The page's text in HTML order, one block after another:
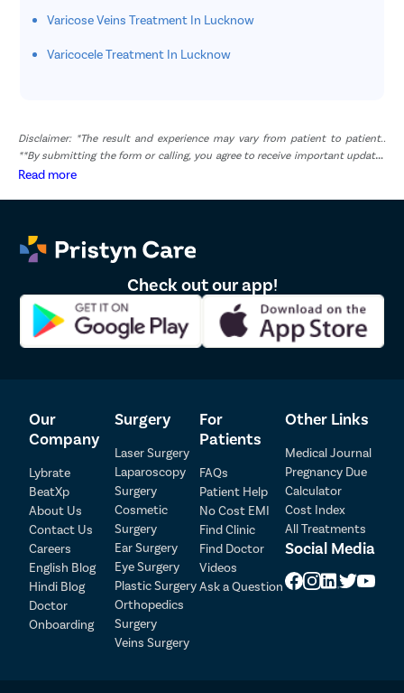
Varicose Veins Treatment In Lucknow
Varicocele Treatment In Lucknow
Disclaimer: *The result and experience may vary from patient to patient..
**By submitting the form or calling, you agree to receive important updates
and marketing communications.
Read more
Check out our app!
Our
Company
Lybrate
BeatXp
About Us
Contact Us
Careers
English Blog
Hindi Blog
Doctor
Onboarding
Surgery
Laser Surgery
Laparoscopy
Surgery
Cosmetic
Surgery
Ear Surgery
Eye Surgery
Plastic Surgery
Orthopedics
Surgery
Veins Surgery
For
Patients
FAQs
Patient Help
No Cost EMI
Find Clinic
Find Doctor
Videos
Ask a Question
Other Links
Medical Journal
Pregnancy Due
Calculator
Cost Index
All Treatments
Social Media
Patient Detail
Patient Name
Select City
OTP
Total Payable